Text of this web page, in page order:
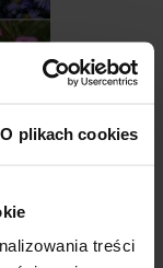
O plikach cookies
treści